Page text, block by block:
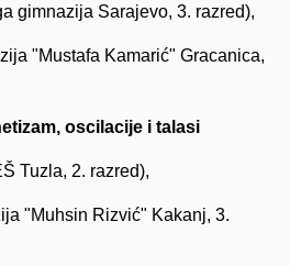
gimnazija Sarajevo, 3. razred),
"Mustafa Kamarić" Gracanica,
oscilacije i talasi
Tuzla, 2. razred),
"Muhsin Rizvić" Kakanj, 3.